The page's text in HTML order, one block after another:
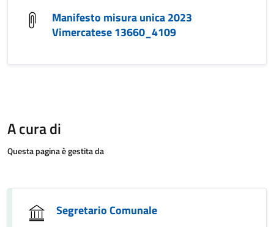
Manifesto misura unica 2023
Vimercatese 13660_4109
A cura di
Questa pagina è gestita da
Segretario Comunale